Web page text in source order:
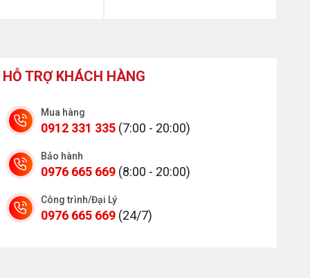
HỖ TRỢ KHÁCH HÀNG
Mua hàng
0912 331 335 (7:00 - 20:00)
Bảo hành
0976 665 669 (8:00 - 20:00)
Công trình/Đại Lý
0976 665 669 (24/7)